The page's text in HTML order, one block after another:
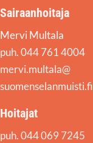
Sairaanhoitaja
Mervi Multala
puh. 044 761 4004
mervi.multala@
suomenselanmuisti.fi
Hoitajat
puh. 044 069 7245